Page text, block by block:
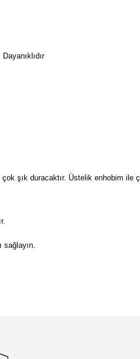
şık duracaktır. Üstelik enhobim ile